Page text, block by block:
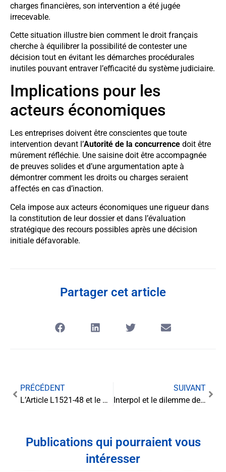
charges financières, son intervention a été jugée
irrecevable.
Cette situation illustre bien comment le droit français
cherche à équilibrer la possibilité de contester une
décision tout en évitant les démarches procédurales
inutiles pouvant entraver l’efficacité du système judiciaire.
Implications pour les
acteurs économiques
Les entreprises doivent être conscientes que toute
intervention devant l’Autorité de la concurrence doit être
mûrement réfléchie. Une saisine doit être accompagnée
de preuves solides et d’une argumentation apte à
démontrer comment les droits ou charges seraient
affectés en cas d’inaction.
Cela impose aux acteurs économiques une rigueur dans
la constitution de leur dossier et dans l’évaluation
stratégique des recours possibles après une décision
initiale défavorable.
Partager cet article
PRÉCÉDENT
L’Article L1521-48 et le Respect du Principe de la Dernière Extrémité: une garantie pour l’équilibre des pouvoirs
SUIVANT
Interpol et le dilemme des notices rouges : entre coopération policière et risques de détentions abusives
Publications qui pourraient vous
intéresser